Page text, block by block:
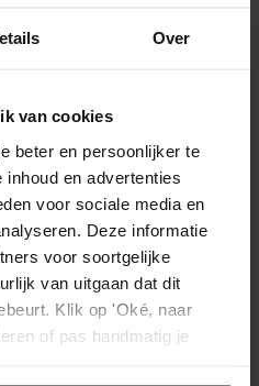
Over
van cookies
beter en persoonlijker te
inhoud en advertenties
voor sociale media en
Deze informatie
voor soortgelijke
van uitgaan dat dit
Klik op 'Oké, naar
of pas handmatig je
vragen
ik weer
datum, maar zodra
belasting